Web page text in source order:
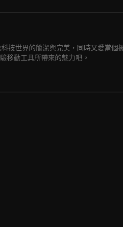
技世界的簡潔與完美，同時又愛當個
移動工具所帶來的魅力吧。